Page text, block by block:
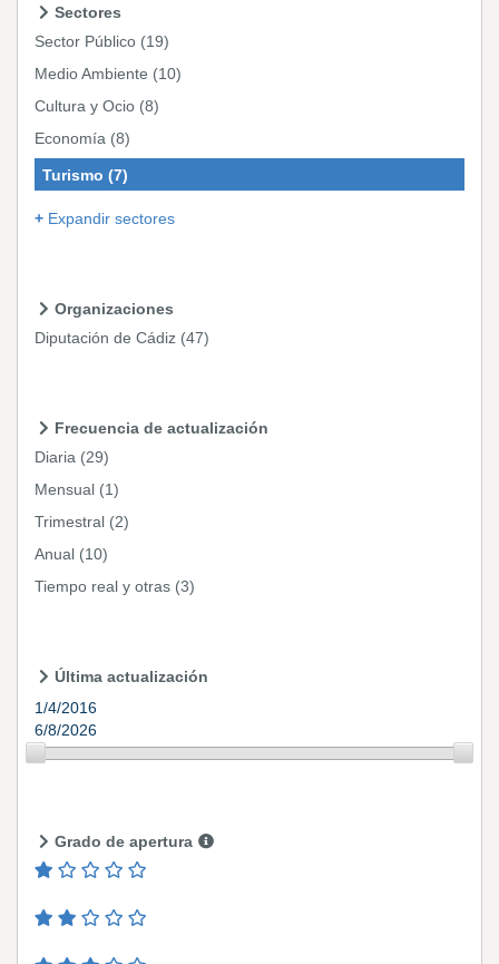
Sectores
Sector Público (19)
Medio Ambiente (10)
Cultura y Ocio (8)
Economía (8)
Turismo (7)
Expandir sectores
Organizaciones
Diputación de Cádiz (47)
Frecuencia de actualización
Diaria (29)
Mensual (1)
Trimestral (2)
Anual (10)
Tiempo real y otras (3)
Última actualización
1/4/2016
6/8/2026
Grado de apertura